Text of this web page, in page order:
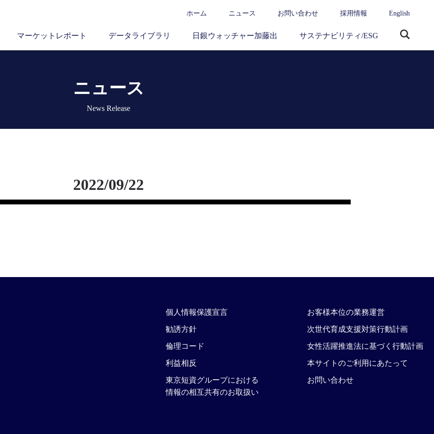
ホーム ニュース お問い合わせ 採用情報 English
マーケットレポート データライブラリ 日銀ウォッチャー加藤出 サステナビリティ/ESG
ニュース
News Release
2022/09/22
個人情報保護宣言
勧誘方針
倫理コード
利益相反
東京短資グループにおける
情報の相互共有のお取扱い
お客様本位の業務運営
次世代育成支援対策行動計画
女性活躍推進法に基づく行動計画
本サイトのご利用にあたって
お問い合わせ